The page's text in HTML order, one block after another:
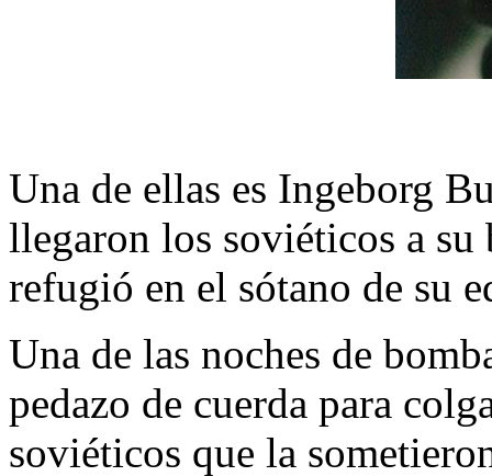
Una de ellas es Ingeborg
llegaron los soviéticos a
refugió en el sótano de su
Una de las noches de
pedazo de cuerda para
soviéticos que la